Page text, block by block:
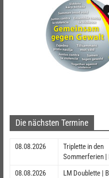
Die nächsten Termine
08.08.2026
Triplette in den
Sommerferien |
08.08.2026
LM Doublette |